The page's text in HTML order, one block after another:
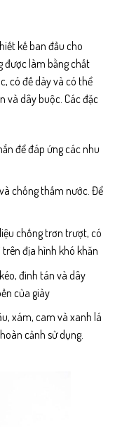
kế ban đầu cho
được làm bằng chất
có đế dày và có thể
và dây buộc. Các đặc
để đáp ứng các nhu
chống thấm nước. Để
chống trơn trượt, có
địa hình khó khăn
đinh tán và dây
của giày
xám, cam và xanh lá
cảnh sử dụng.